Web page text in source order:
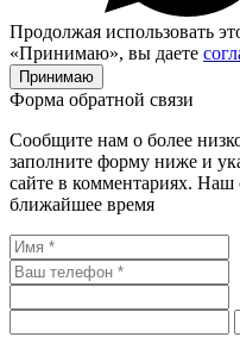
Продолжая использовать
«Принимаю», вы даете
Принимаю
Форма обратной связи
Сообщите нам о более
заполните форму ниже и
сайте в комментариях. Наш
ближайшее время